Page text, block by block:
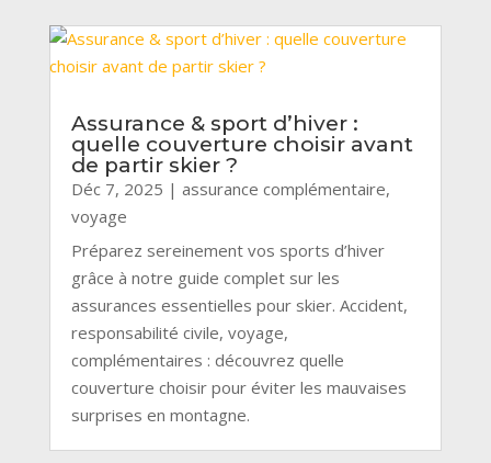
Assurance & sport d’hiver :
quelle couverture choisir avant
de partir skier ?
Déc 7, 2025 | assurance complémentaire,
voyage
Préparez sereinement vos sports d’hiver
grâce à notre guide complet sur les
assurances essentielles pour skier. Accident,
responsabilité civile, voyage,
complémentaires : découvrez quelle
couverture choisir pour éviter les mauvaises
surprises en montagne.